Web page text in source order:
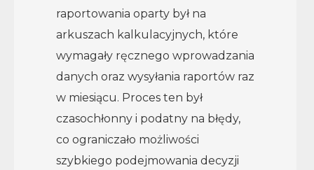
raportowania oparty był na
arkuszach kalkulacyjnych, które
wymagały ręcznego wprowadzania
danych oraz wysyłania raportów raz
w miesiącu. Proces ten był
czasochłonny i podatny na błędy,
co ograniczało możliwości
szybkiego podejmowania decyzji